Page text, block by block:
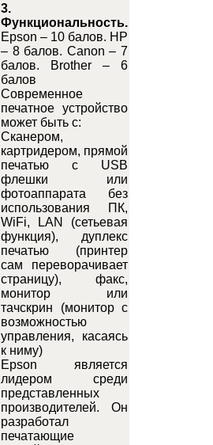
3.
Функциональность.
Epson – 10 балов. HP
– 8 балов. Canon – 7
балов. Brother – 6
балов
Современное
печатное устройство
может быть с:
Сканером,
картридером, прямой
печатью с USB
флешки или
фотоаппарата без
использования ПК,
WiFi, LAN (сетьевая
функция), дуплекс
печатью (принтер
сам переворачивает
страницу), факс,
монитор или
тачскрин (монитор с
возможностью
управления, касаясь
к ниму)
Epson является
лидером среди
представленных
производителей. Он
разработал
печатающие